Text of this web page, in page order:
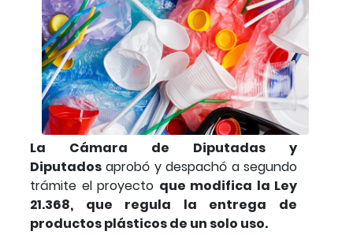
La Cámara de Diputadas y
Diputados aprobó y despachó a segundo
trámite el proyecto que modifica la Ley
21.368, que regula la entrega de
productos plásticos de un solo uso.